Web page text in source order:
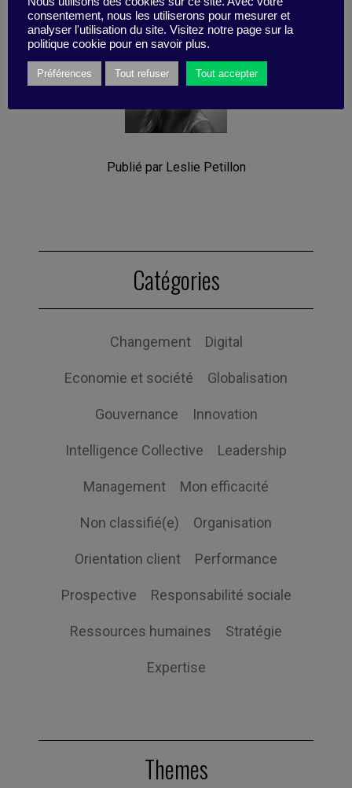
Publié par Leslie Petillon
Catégories
Changement Digital
Economie et société Globalisation
Gouvernance Innovation
Intelligence Collective Leadership
Management Mon efficacité
Non classifié(e) Organisation
Orientation client Performance
Prospective Responsabilité sociale
Ressources humaines Stratégie
Expertise
Themes
consentement, nous les utiliserons pour mesurer et
analyser l'utilisation du site. Visitez notre page sur la
politique cookie pour en savoir plus.
Préférences Tout refuser Tout accepter